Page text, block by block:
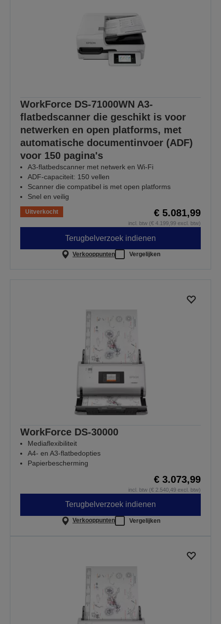
WorkForce DS-71000WN A3-
flatbedscanner die geschikt is voor
netwerken en open platforms, met
automatische documentinvoer (ADF)
voor 150 pagina's
A3-flatbedscanner met netwerk en Wi-Fi
ADF-capaciteit: 150 vellen
Scanner die compatibel is met open platforms
Snel en veilig
Uitverkocht € 5.081,99
incl. btw (€ 4.199,99 excl. btw)
Terugbelverzoek indienen
Verkooppunten Vergelijken
WorkForce DS-30000
Mediaflexibiliteit
A4- en A3-flatbedopties
Papierbescherming
€ 3.073,99
incl. btw (€ 2.540,49 excl. btw)
Terugbelverzoek indienen
Verkooppunten Vergelijken